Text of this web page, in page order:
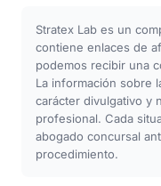
Stratex Lab es un
contiene enlaces de
podemos recibir una
La información sobre
carácter divulgativo y
profesional. Cada
abogado concursal
procedimiento.